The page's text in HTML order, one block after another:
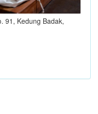
91, Kedung Badak,